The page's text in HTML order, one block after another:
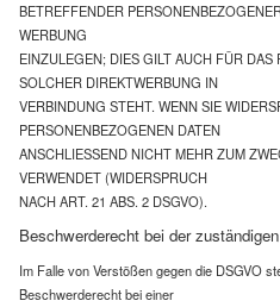
BETREFFENDER
WERBUNG
EINZULEGEN; DIES GILT AUCH FÜR
SOLCHER DIREKTWERBUNG IN
VERBINDUNG STEHT. WENN SIE
PERSONENBEZOGENEN DATEN
ANSCHLIESSEND NICHT MEHR ZUM
VERWENDET (WIDERSPRUCH
NACH ART. 21 ABS. 2 DSGVO).
Beschwerderecht bei der
Im Falle von Verstößen gegen die DSGVO
Beschwerderecht bei einer